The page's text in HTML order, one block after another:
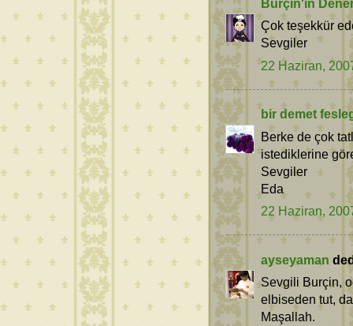
Burçin'in
Çok teşekkür
Sevgiler
22 Haziran,
bir demet
Berke de çok
istediklerine
Sevgiler
Eda
22 Haziran,
ayseyaman
Sevgili Burçin,
elbiseden tut,
Maşallah.